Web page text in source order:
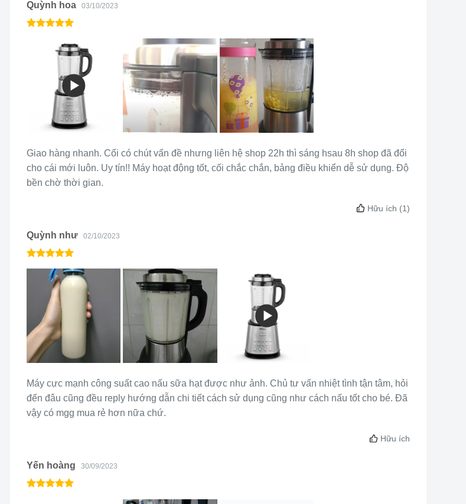
Quỳnh hoa 03/10/2023
Giao hàng nhanh. Cối có chút vấn đề nhưng liên hệ shop 22h thì sáng hsau 8h shop đã đổi
cho cái mới luôn. Uy tín!! Máy hoạt động tốt, cối chắc chắn, bảng điều khiển dễ sử dụng. Độ
bền chờ thời gian.
Hữu ích (1)
Quỳnh như 02/10/2023
Máy cực mạnh công suất cao nấu sữa hạt được như ảnh. Chủ tư vấn nhiệt tình tận tâm, hỏi
đến đâu cũng đều reply hướng dẫn chi tiết cách sử dụng cũng như cách nấu tốt cho bé. Đã
vậy có mgg mua rẻ hơn nữa chứ.
Hữu ích
Yến hoàng 30/09/2023